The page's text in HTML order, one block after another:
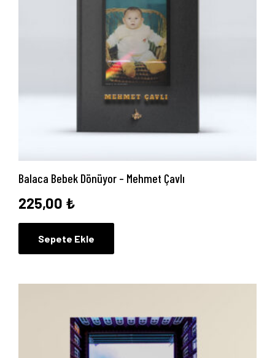
Hakkımızda
Yayın Paketlerimiz
Yayınlarımız
İletişim
Balaca Bebek Dönüyor – Mehmet Çavlı
225,00 ₺
Sepete Ekle